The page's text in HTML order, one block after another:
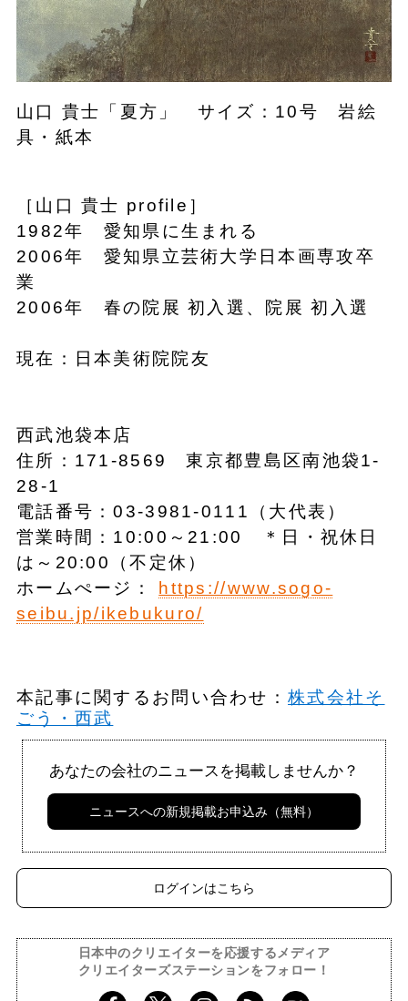
山口 貴士「夏方」 サイズ：10号 岩絵
具・紙本
［山口 貴士 profile］
1982年 愛知県に生まれる
2006年 愛知県立芸術大学日本画専攻卒
業
2006年 春の院展 初入選、院展 初入選
現在：日本美術院院友
西武池袋本店
住所：171-8569 東京都豊島区南池袋1-
28-1
電話番号：03-3981-0111（大代表）
営業時間：10:00～21:00 ＊日・祝休日
は～20:00（不定休）
ホームぺージ：
https://www.sogo-
seibu.jp/ikebukuro/
本記事に関するお問い合わせ：株式会社そ
ごう・西武
あなたの会社のニュースを掲載しませんか？
ニュースへの新規掲載お申込み（無料）
ログインはこちら
日本中のクリエイターを応援するメディア
クリエイターズステーションをフォロー！